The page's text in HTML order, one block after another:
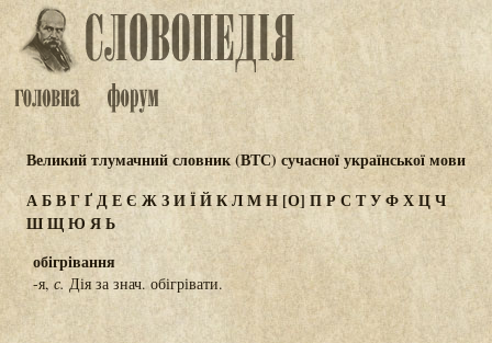
Великий тлумачний словник (ВТС) сучасної української мови
АБВГҐДЕЄ ЖЗИЇЙКЛМН[О] ПР СТУФХЦЧ
ШЩЮЯЬ
обігрівання
-я, с. Дія за знач. обігрівати.